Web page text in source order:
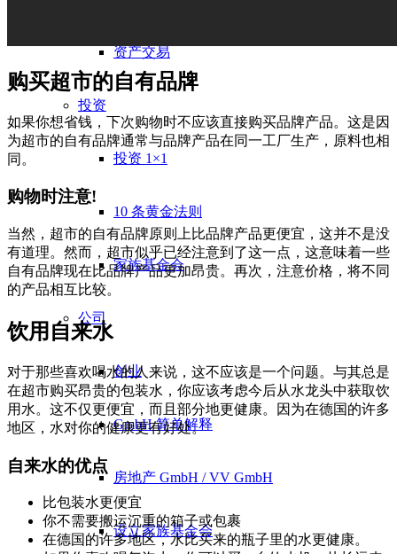
资产交易
投资
投资 1×1
10 条黄金法则
家族基金会
公司
创业
GmbH 简单解释
房地产 GmbH / VV GmbH
设立家族基金会
购买超市的自有品牌
如果你想省钱，下次购物时不应该直接购买品牌产品。这是因
为超市的自有品牌通常与品牌产品在同一工厂生产，原料也相
同。
购物时注意!
当然，超市的自有品牌原则上比品牌产品更便宜，这并不是没
有道理。然而，超市似乎已经注意到了这一点，这意味着一些
自有品牌现在比品牌产品更加昂贵。再次，注意价格，将不同
的产品相互比较。
饮用自来水
对于那些喜欢喝水的人来说，这不应该是一个问题。与其总是
在超市购买昂贵的包装水，你应该考虑今后从水龙头中获取饮
用水。这不仅更便宜，而且部分地更健康。因为在德国的许多
地区，水对你的健康更有好处。
自来水的优点
比包装水更便宜
你不需要搬运沉重的箱子或包裹
在德国的许多地区，水比买来的瓶子里的水更健康。